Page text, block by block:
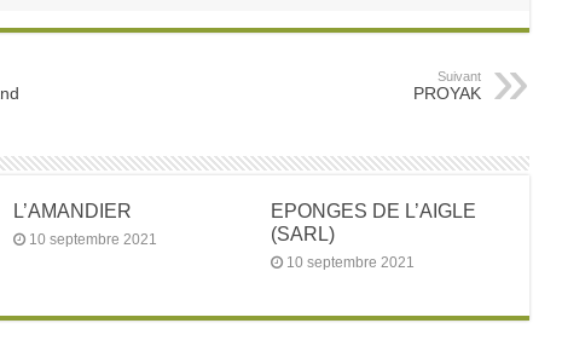
Suivant
PROYAK
L’AMANDIER
10 septembre 2021
EPONGES DE L’AIGLE
(SARL)
10 septembre 2021